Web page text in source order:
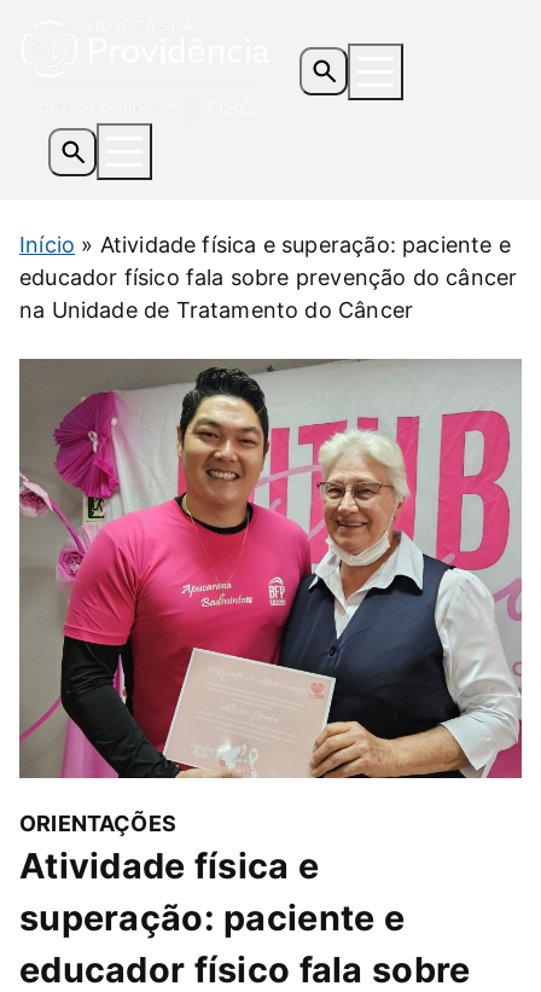
Serviços e Especialidades
Informações Úteis
Doe Agora
Início » Atividade física e superação: paciente e
educador físico fala sobre prevenção do câncer
na Unidade de Tratamento do Câncer
ORIENTAÇÕES
Atividade física e
superação: paciente e
educador físico fala sobre